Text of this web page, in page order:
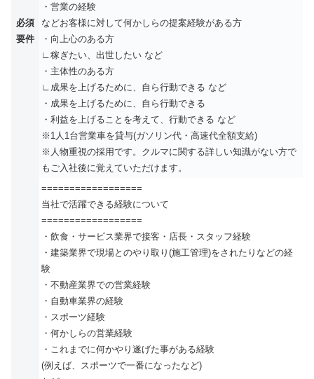
必須
要件
・営業の経験
などお客様に対して何かしらの提案経験がある方
・向上心のある方
∟稼ぎたい、出世したい など
・主体性のある方
∟成果を上げるために、自ら行動できる など
・成果を上げるために、自ら行動できる
・利益を上げることを考えて、行動できる など
※1人1台営業車を貸与(ガソリン代・高速代全額支給)
※人物重視の採用です。クルマに関する詳しい知識がない方で
もご入社後に覚えていただけます。
==================
当社で活躍できる経験について
==================
・飲食・サービス業界で接客・店長・スタッフ経験
・建築業界で現場とのやり取り(施工管理)をされたりなどの経
験
・不動産業界での営業経験
・自動車業界の経験
・スポーツ経験
・何かしらの営業経験
・これまでに何かやり遂げた事がある経験
(例えば、スポーツで一番になったなど)